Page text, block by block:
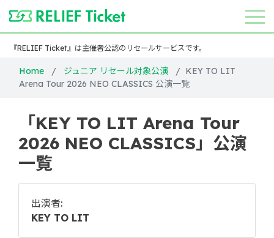
『RELIEF Ticket』は主催者公認のリセールサービスです。
Home ジュニア リセール対象公演
KEY TO LIT
Arena Tour 2026 NEO CLASSICS 公演一覧
「KEY TO LIT Arena Tour
2026 NEO CLASSICS」公演
一覧
出演者:
KEY TO LIT